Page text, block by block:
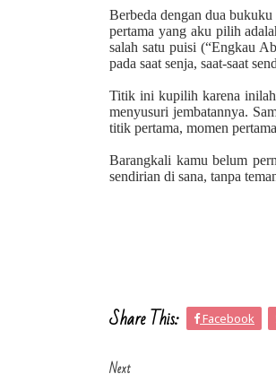
Berbeda dengan dua
pertama yang aku pilih
salah satu puisi (“Engkau
pada saat senja, saat-saat
Titik ini kupilih karena
menyusuri jembatannya.
titik pertama, momen
Barangkali kamu belum
sendirian di sana, tanpa
Share This: Facebook
Next